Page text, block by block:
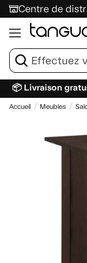
Centre de
📦 Livraison
Accueil Meubles